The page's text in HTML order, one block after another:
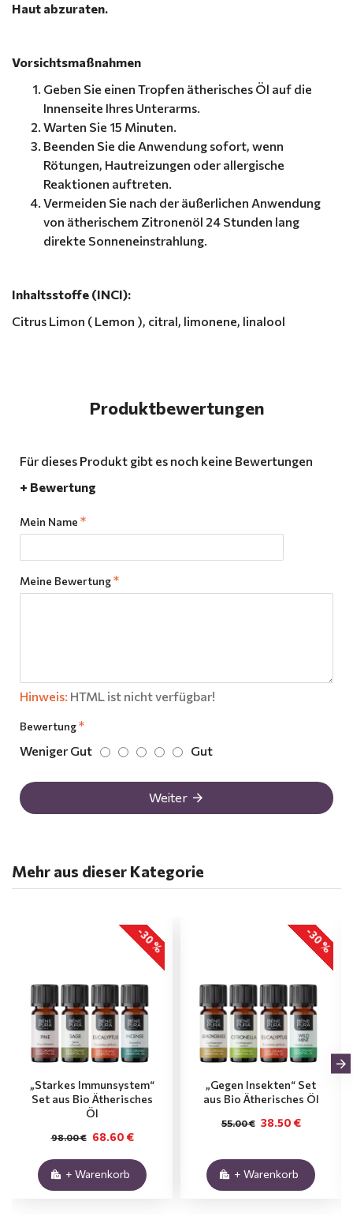
Haut abzuraten.
Vorsichtsmaßnahmen
Geben Sie einen Tropfen ätherisches Öl auf die
Innenseite Ihres Unterarms.
Warten Sie 15 Minuten.
Beenden Sie die Anwendung sofort, wenn
Rötungen, Hautreizungen oder allergische
Reaktionen auftreten.
Vermeiden Sie nach der äußerlichen Anwendung
von ätherischem Zitronenöl 24 Stunden lang
direkte Sonneneinstrahlung.
Inhaltsstoffe (INCI):
Citrus Limon ( Lemon ), citral, limonene, linalool
Produktbewertungen
Für dieses Produkt gibt es noch keine Bewertungen
+ Bewertung
Mein Name
Meine Bewertung
Hinweis: HTML ist nicht verfügbar!
Bewertung
Weniger Gut Gut
Weiter
Mehr aus dieser Kategorie
-30 %
„Starkes Immunsystem“
Set aus Bio Ätherisches
Öl
68.60 €
98.00 €
+ Warenkorb
-30 %
„Gegen Insekten“ Set
aus Bio Ätherisches Öl
38.50 €
55.00 €
+ Warenkorb